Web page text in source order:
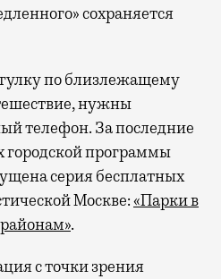
сохраняется
по близлежащему
нужны
телефон. За последние
городской программы
серия бесплатных
Москве:«Парки в
.
с точки зрения